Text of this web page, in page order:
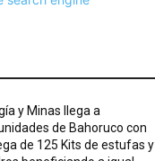
y Minas llega a
de Bahoruco con
de 125 Kits de estufas y